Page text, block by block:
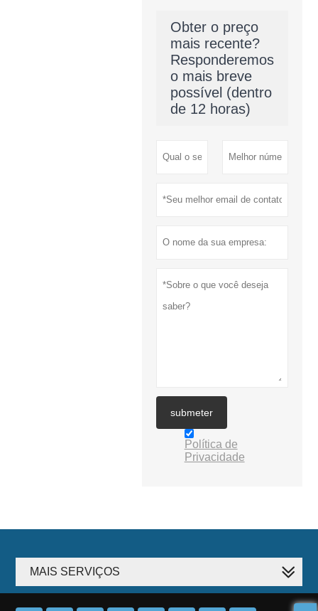
Obter o preço
mais recente?
Responderemos
o mais breve
possível (dentro
de 12 horas)
submeter
Política de
Privacidade
MAIS SERVIÇOS